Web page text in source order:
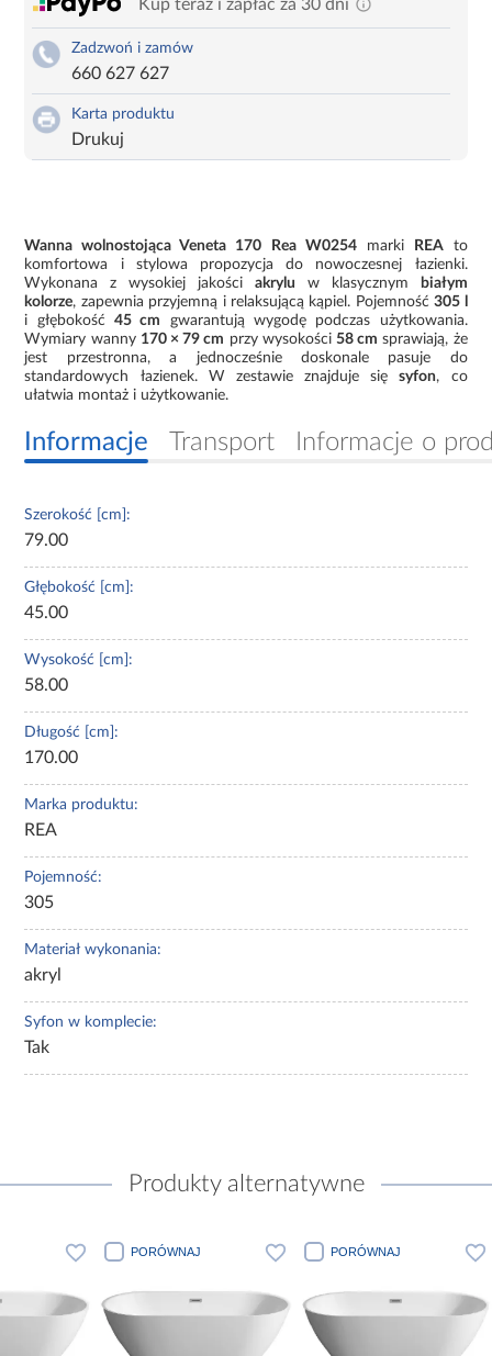
Kup teraz i zapłać za 30 dni
Zadzwoń i zamów
660 627 627
Karta produktu
Drukuj
Wanna wolnostojąca Veneta 170 Rea W0254marki REAto
komfortowa i stylowa propozycja do nowoczesnej łazienki.
Wykonana z wysokiej jakości akrylu w klasycznym
białym
kolorze, zapewnia przyjemną i relaksującą kąpiel. Pojemność305 l
i głębokość45 cm gwarantują wygodę podczas użytkowania.
Wymiary wanny 170 × 79 cm przy wysokości58 cm sprawiają, że
jest przestronna, a jednocześnie doskonale pasuje do
standardowych łazienek. W zestawie znajduje sięsyfon, co
ułatwia montaż i użytkowanie.
Informacje Transport Informacje o
Szerokość [cm]:
79.00
Głębokość [cm]:
45.00
Wysokość [cm]:
58.00
Długość [cm]:
170.00
Marka produktu:
REA
Pojemność:
305
Materiał wykonania:
akryl
Syfon w komplecie:
Tak
Produkty alternatywne
PORÓWNAJ PORÓWNAJ